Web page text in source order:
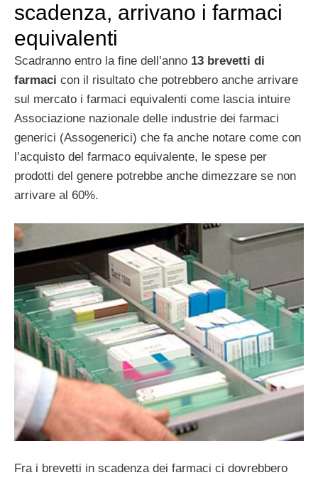
scadenza, arrivano i farmaci
equivalenti
Scadranno entro la fine dell’anno 13 brevetti di
farmaci con il risultato che potrebbero anche arrivare
sul mercato i farmaci equivalenti come lascia intuire
Associazione nazionale delle industrie dei farmaci
generici (Assogenerici) che fa anche notare come con
l’acquisto del farmaco equivalente, le spese per
prodotti del genere potrebbe anche dimezzare se non
arrivare al 60%.
Fra i brevetti in scadenza dei farmaci ci dovrebbero